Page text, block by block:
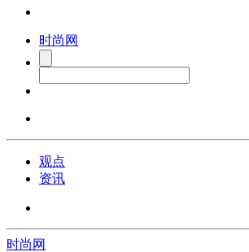
时尚网
观点
资讯
时尚网